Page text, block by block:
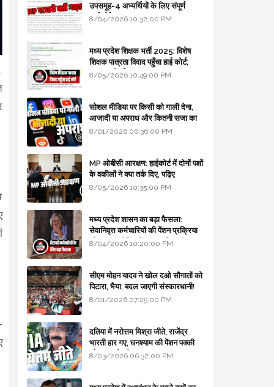
उपसमूह-4 अभ्यर्थियों के लिए संपूर्ण
मार्गदर्शिका
8/04/2026 10:32:00 PM
मध्य प्रदेश शिक्षक भर्ती 2025: विशेष
शिक्षक पात्रता विवाद पहुँचा हाई कोर्ट;
सरकार से माँगा जवाब
8/05/2026 10:49:00 PM
सोशल मीडिया पर किसी को गाली देना,
आजादी या अपराध और कितनी सजा का
प्रावधान - free legal advice
8/01/2026 06:36:00 PM
MP ओबीसी आरक्षण: हाईकोर्ट में दोनों पक्षों
के वकीलों ने क्या तर्क दिए, पढ़िए
8/05/2026 10:35:00 PM
मध्य प्रदेश शासन का बड़ा फैसला:
सेवानिवृत्त कर्मचारियों की पेंशन प्रक्रिया
और बजट कोडिंग में हुए क्रांतिकारी
8/04/2026 10:20:00 PM
सीएम मोहन यादव ने खोल दओ सौगातों को
पिटारा, भैया, बदल जाएगी संस्कारधानी!
8/01/2026 07:25:00 PM
दतिया में नरोत्तम मिश्रा जीते, राजेंद्र
भारती हार गए, घनश्याम की पेंशन पक्की
और आशुतोष बैक टू...
8/03/2026 06:32:00 PM